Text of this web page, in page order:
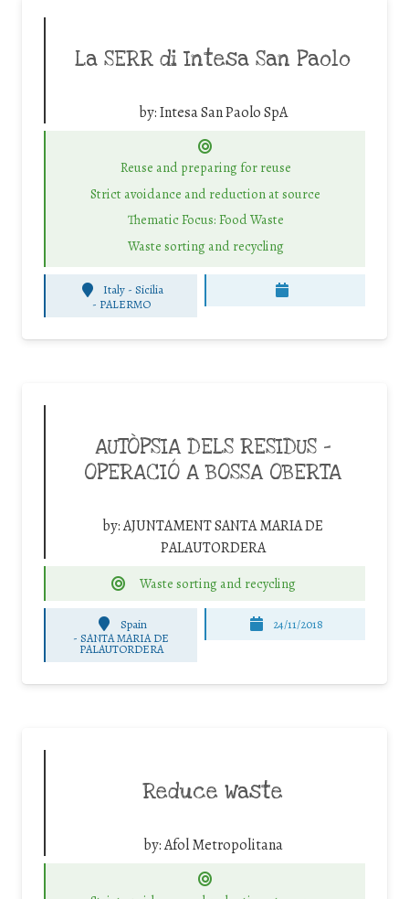
La SERR di Intesa San Paolo
by:Intesa San Paolo SpA
Reuse and preparing for reuse
Strict avoidance and reduction at source
Thematic Focus: Food Waste
Waste sorting and recycling
Italy - Sicilia
- PALERMO
AUTÒPSIA DELS RESIDUS –
OPERACIÓ A BOSSA OBERTA
by:AJUNTAMENT SANTA MARIA DE
PALAUTORDERA
Waste sorting and recycling
Spain
-SANTA MARIA DE
PALAUTORDERA
24/11/2018
Reduce Waste
by:Afol Metropolitana